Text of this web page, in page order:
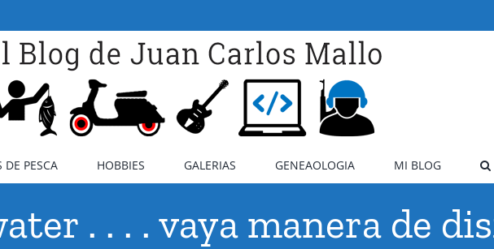
DE PESCA HOBBIES GALERIAS GENEAOLOGIA MI BLOG
. . . . vaya manera de